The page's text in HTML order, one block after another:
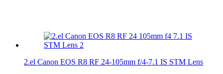
2.el Canon EOS R8 RF 24-105mm f/4-7.1 IS STM Lens